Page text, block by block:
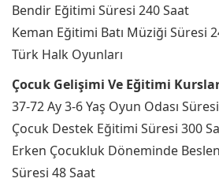
Bendir Eğitimi Süresi 240 Saat
Keman Eğitimi Batı Müziği Süresi
Türk Halk Oyunları
Çocuk Gelişimi Ve Eğitimi
37-72 Ay 3-6 Yaş Oyun Odası
Çocuk Destek Eğitimi Süresi 300
Erken Çocukluk Döneminde
Süresi 48 Saat